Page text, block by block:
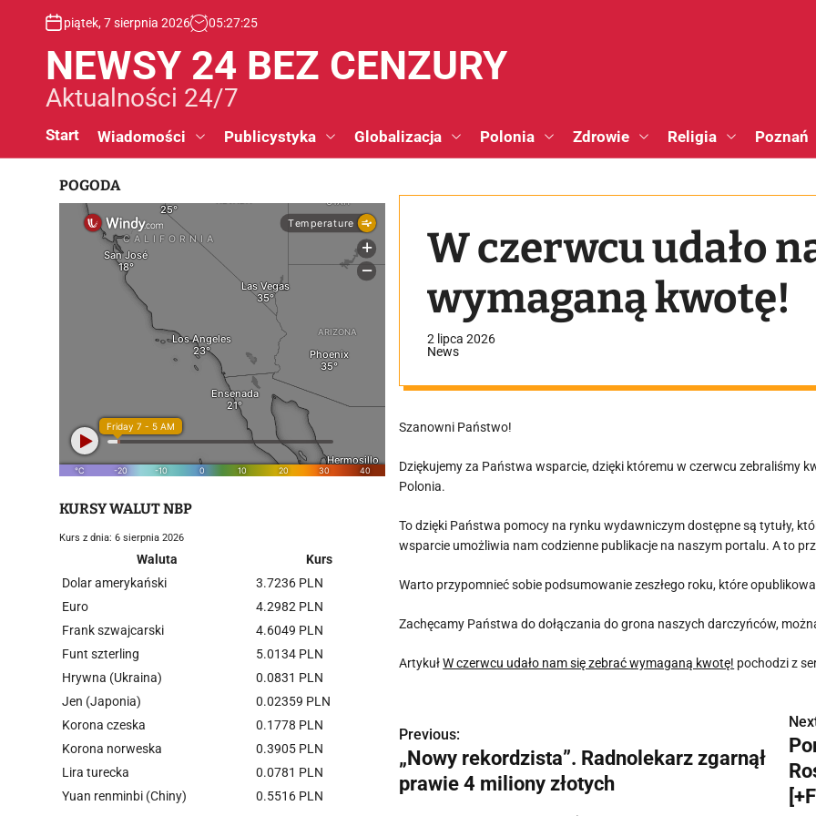
piątek, 7 sierpnia 2026 05:27:26
NEWSY 24 BEZ CENZURY
Aktualności 24/7
Start Wiadomości Publicystyka Globalizacja Polonia Zdrowie Religia Poznań
W czerwcu udało
wymaganą kwotę!
2 lipca 2026
News
Szanowni Państwo!
Dziękujemy za Państwa wsparcie, dzięki któremu w czerwcu zebraliśmy
Polonia.
To dzięki Państwa pomocy na rynku wydawniczym dostępne są tytuły,
wsparcie umożliwia nam codzienne publikacje na naszym portalu. A to
Warto przypomnieć sobie podsumowanie zeszłego roku, które
Zachęcamy Państwa do dołączania do grona naszych darczyńców,
ArtykułW czerwcu udało nam się zebrać wymaganą kwotę! pochodzi z
N
a
w
Previous:
„Nowy rekordzista”. Radnolekarz zgarnął
prawie 4 miliony złotych
POGODA
KURSY WALUT NBP
Kurs z dnia: 6 sierpnia 2026
Waluta
Kurs
Dolar amerykański
3.7236 PLN
Euro
4.2982 PLN
Frank szwajcarski
4.6049 PLN
Funt szterling
5.0134 PLN
Hrywna (Ukraina)
0.0831 PLN
Jen (Japonia)
0.02359 PLN
Korona czeska
0.1778 PLN
Korona norweska
0.3905 PLN
Lira turecka
0.0781 PLN
Yuan renminbi (Chiny)
0.5516 PLN